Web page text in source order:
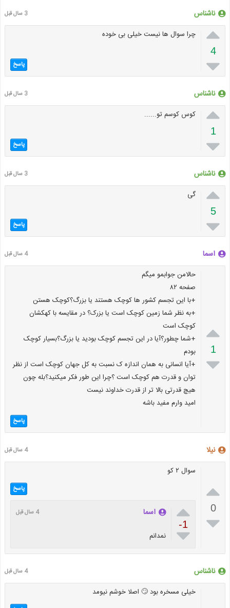
ناشناس 3 سال قبل

4

چرا سوال ها نیست خیلی بی خوده
پاسخ
ناشناس 3 سال قبل

1

کوس کوسم تو......
پاسخ
ناشناس 3 سال قبل

5

گی
پاسخ
اسما 4 سال قبل

1

حالامن جوابمو میگم
صفحه ۸۲
+با این تجسم کشور ها کوچک هستند یا بزرگ؟کوچک هستن
+به نظر شما زمین کوچک است یا بزرک؟ در مقایسه با کهکشان
کوچک است
+شما چطور؟آیا در این تجسم کوچک بودید یا بزرگ؟بسیار کوچک
بودم
+آیا انسانی به همان اندازه ک نسبت به کل جهان کوچک است از نظر
توان و قدرت هم کوچک است ؟چرا این طور فکر میکنید؟بله چون
هیچ قدرتی بالا تر از قدرت خداوند نیست
امید وارم مفید باشه
پاسخ
نیلا 4 سال قبل

0

سوال ۲ کو
پاسخ

-1

اسما 4 سال قبل
نمدانم
ناشناس 4 سال قبل
خیلی مسخره بود 🙄 اصلا خوشم نیومد